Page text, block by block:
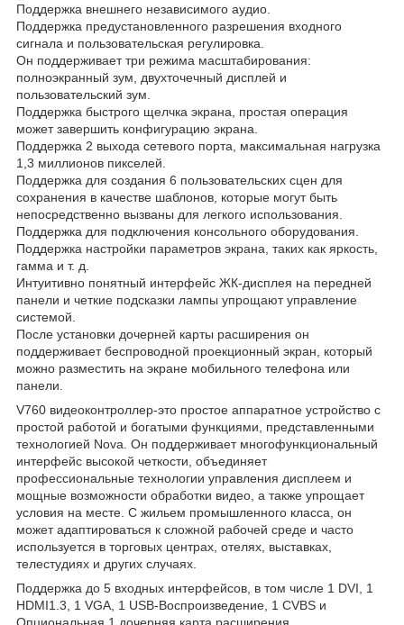
Поддержка внешнего независимого аудио.
Поддержка предустановленного разрешения входного
сигнала и пользовательская регулировка.
Он поддерживает три режима масштабирования:
полноэкранный зум, двухточечный дисплей и
пользовательский зум.
Поддержка быстрого щелчка экрана, простая операция
может завершить конфигурацию экрана.
Поддержка 2 выхода сетевого порта, максимальная нагрузка
1,3 миллионов пикселей.
Поддержка для создания 6 пользовательских сцен для
сохранения в качестве шаблонов, которые могут быть
непосредственно вызваны для легкого использования.
Поддержка для подключения консольного оборудования.
Поддержка настройки параметров экрана, таких как яркость,
гамма и т. д.
Интуитивно понятный интерфейс ЖК-дисплея на передней
панели и четкие подсказки лампы упрощают управление
системой.
После установки дочерней карты расширения он
поддерживает беспроводной проекционный экран, который
можно разместить на экране мобильного телефона или
панели.
V760 видеоконтроллер-это простое аппаратное устройство с
простой работой и богатыми функциями, представленными
технологией Nova. Он поддерживает многофункциональный
интерфейс высокой четкости, объединяет
профессиональные технологии управления дисплеем и
мощные возможности обработки видео, а также упрощает
условия на месте. С жильем промышленного класса, он
может адаптироваться к сложной рабочей среде и часто
используется в торговых центрах, отелях, выставках,
телестудиях и других случаях.
Поддержка до 5 входных интерфейсов, в том числе 1 DVI, 1
HDMI1.3, 1 VGA, 1 USB-Воспроизведение, 1 CVBS и
Опциональная 1 дочерняя карта расширения.